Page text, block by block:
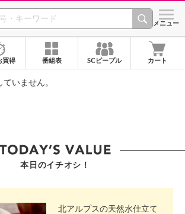
SHOP CHANNEL ショッ
メニュー
買得 番組表 SCピープル カート
いません。
本日のイチオシ！
北アルプスの天然水仕立て